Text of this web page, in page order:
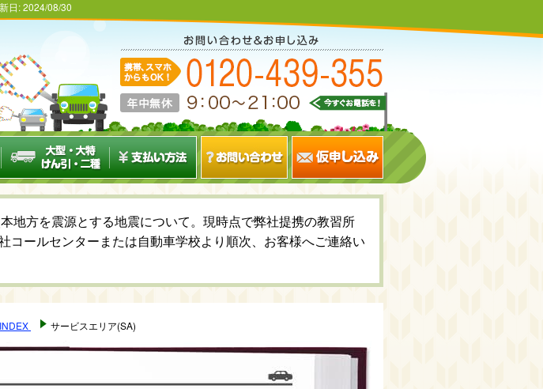
日:2024/08/30
地方を震源とする地震について。現時点で弊社提携の教習所
ールセンターまたは自動車学校より順次、お客様へご連絡い
サービスエリア(SA)